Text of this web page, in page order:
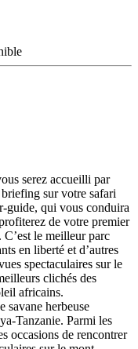
serez accueilli par
sur votre safari
guide, qui vous conduira
de votre premier
le meilleur parc
en liberté et d’autres
spectaculaires sur le
clichés des
africains.
savane herbeuse
Tanzanie. Parmi les
occasions de rencontrer